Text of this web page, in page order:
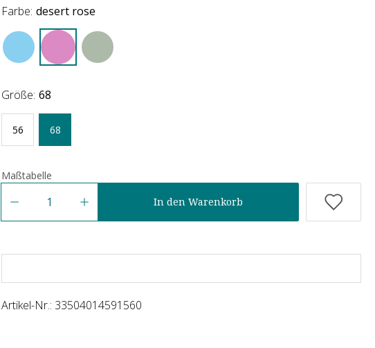
Farbe: desert rose
Größe: 68
56 68
Maßtabelle
In den Warenkorb
Artikel-Nr.: 33504014591560